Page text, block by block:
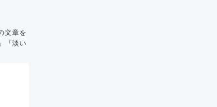
文章を
「淡い